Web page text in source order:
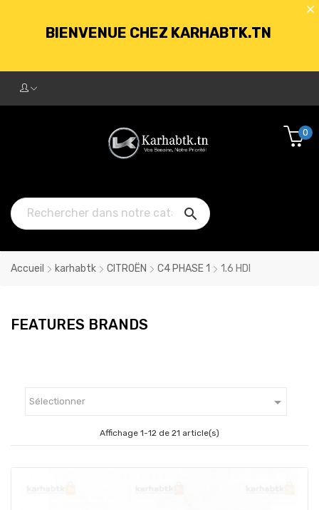
BIENVENUE CHEZ KARHABTK.TN
250DT D'ACHATS

0
Accueil karhabtk CITROËN C4 PHASE 1 1.6 HDI
FEATURES BRANDS
Sélectionner 
Affichage 1-12 de 21 article(s)